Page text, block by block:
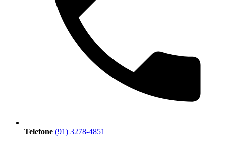
Telefone (91) 3278-4851